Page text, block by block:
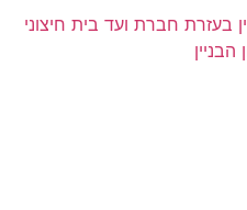
בעזרת חברת ועד בית חיצוני